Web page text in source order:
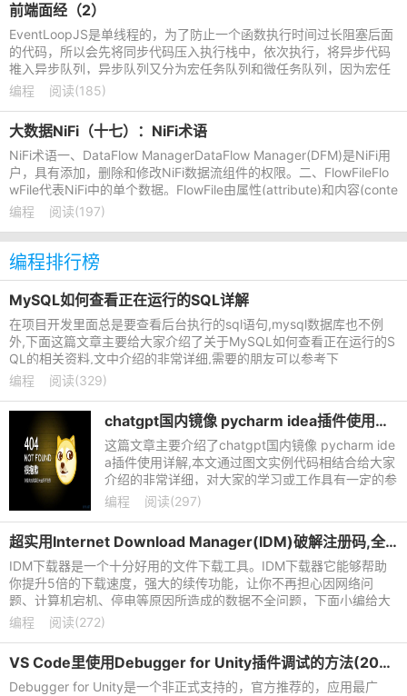
前端面经（2）
EventLoopJS是单线程的，为了防止一个函数执行时间过长阻塞后面
的代码，所以会先将同步代码压入执行栈中，依次执行，将异步代码
推入异步队列，异步队列又分为宏任务队列和微任务队列，因为宏任
务队列的执行时间较长，
编程 阅读(185)
大数据NiFi（十七）：NiFi术语
NiFi术语一、DataFlow ManagerDataFlow Manager(DFM)是NiFi用
户，具有添加，删除和修改NiFi数据流组件的权限。二、FlowFileFlo
wFile代表NiFi中的单个数据。FlowFile由属性(attribute)和内容(conte
nt)组成。内容是Flo
编程 阅读(197)
编程排行榜
MySQL如何查看正在运行的SQL详解
在项目开发里面总是要查看后台执行的sql语句,mysql数据库也不例
外,下面这篇文章主要给大家介绍了关于MySQL如何查看正在运行的S
QL的相关资料,文中介绍的非常详细,需要的朋友可以参考下
编程
阅读(329)
chatgpt国内镜像 pycharm idea插件使用详解
这篇文章主要介绍了chatgpt国内镜像 pycharm ide
a插件使用详解,本文通过图文实例代码相结合给大家
介绍的非常详细，对大家的学习或工作具有一定的参
考借鉴价值，需要的朋友可以参考下
编程 阅读(297)
超实用Internet Download Manager(IDM)破解注册码,全版本通用
IDM下载器是一个十分好用的文件下载工具。IDM下载器它能够帮助
你提升5倍的下载速度，强大的续传功能，让你不再担心因网络问
题、计算机宕机、停电等原因所造成的数据不全问题，下面小编给大
家带来了Internet Download
编程 阅读(272)
VS Code里使用Debugger for Unity插件调试的方法(2023最新版)
Debugger for Unity是一个非正式支持的，官方推荐的，应用最广